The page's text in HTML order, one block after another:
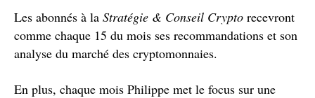
Les abonnés à la Stratégie & Conseil Crypto recevront
comme chaque 15 du mois ses recommandations et son
analyse du marché des cryptomonnaies.
En plus, chaque mois Philippe met le focus sur une